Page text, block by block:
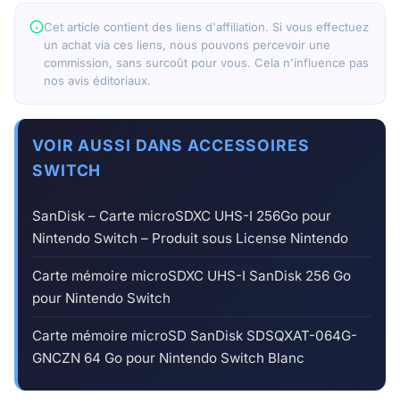
Cet article contient des liens d'affiliation. Si vous effectuez
un achat via ces liens, nous pouvons percevoir une
commission, sans surcoût pour vous. Cela n'influence pas
nos avis éditoriaux.
VOIR AUSSI DANS ACCESSOIRES
SWITCH
SanDisk – Carte microSDXC UHS-I 256Go pour
Nintendo Switch – Produit sous License Nintendo
Carte mémoire microSDXC UHS-I SanDisk 256 Go
pour Nintendo Switch
Carte mémoire microSD SanDisk SDSQXAT-064G-
GNCZN 64 Go pour Nintendo Switch Blanc